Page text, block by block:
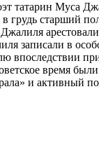
татарин Муса
грудь старший
записали в
впоследствии
время
и активный